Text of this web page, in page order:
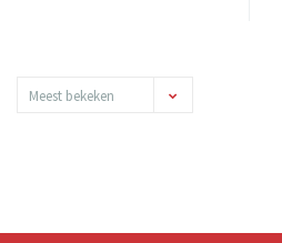
Meest bekeken